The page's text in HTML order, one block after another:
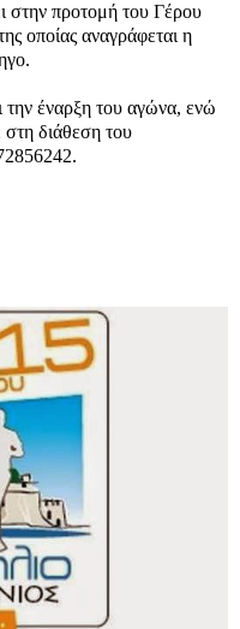
στην προτομή του Γέρου
οποίας αναγράφεται η
την έναρξη του αγώνα, ενώ
στη διάθεση του